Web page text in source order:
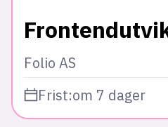
Folio AS
Frist:om 7 dager